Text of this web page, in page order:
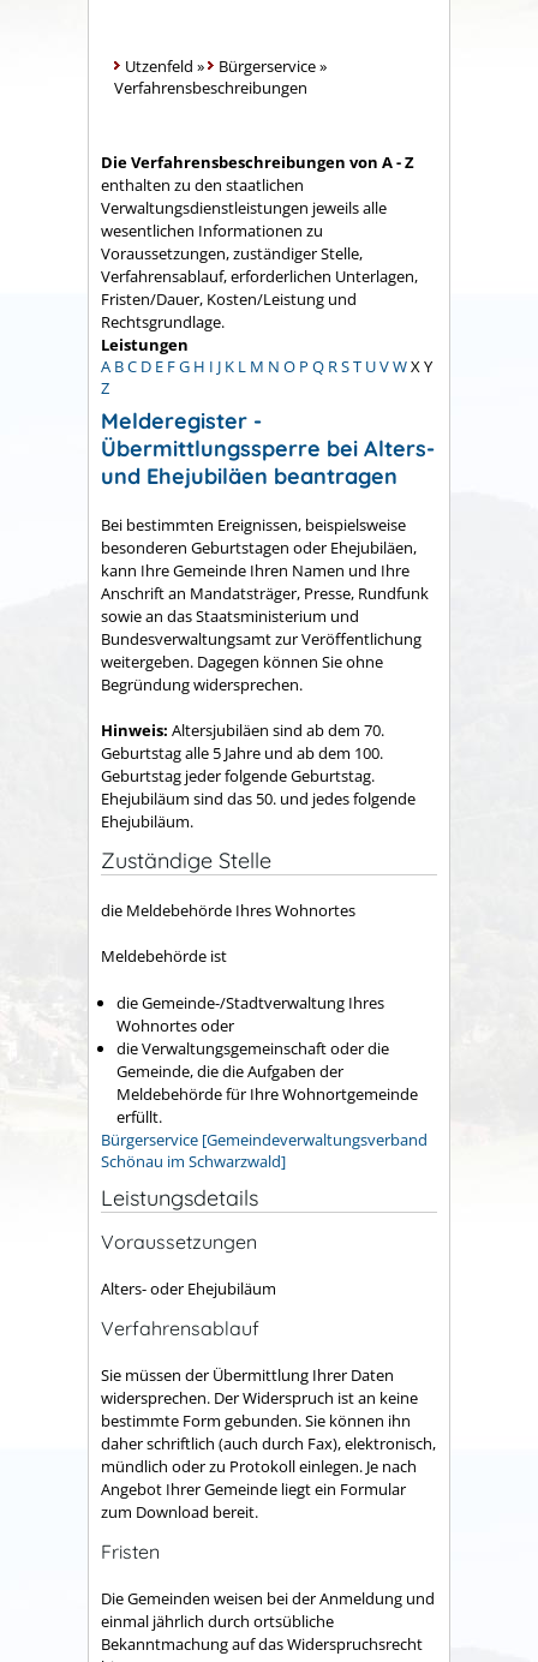
Utzenfeld » Bürgerservice»
Verfahrensbeschreibungen
Die Verfahrensbeschreibungen von A - Z
enthalten zu den staatlichen
Verwaltungsdienstleistungen jeweils alle
wesentlichen Informationen zu
Voraussetzungen, zuständiger Stelle,
Verfahrensablauf, erforderlichen Unterlagen,
Fristen/Dauer, Kosten/Leistung und
Rechtsgrundlage.
Leistungen
A BC D E FG H I J K L M N O P Q RST UVWX Y
Z
Melderegister -
Übermittlungssperre bei Alters-
und Ehejubiläen beantragen
Bei bestimmten Ereignissen, beispielsweise
besonderen Geburtstagen oder Ehejubiläen,
kann Ihre Gemeinde Ihren Namen und Ihre
Anschrift an Mandatsträger, Presse, Rundfunk
sowie an das Staatsministerium und
Bundesverwaltungsamt zur Veröffentlichung
weitergeben. Dagegen können Sie ohne
Begründung widersprechen.
Hinweis: Altersjubiläen sind ab dem 70.
Geburtstag alle 5 Jahre und ab dem 100.
Geburtstag jeder folgende Geburtstag.
Ehejubiläum sind das 50. und jedes folgende
Ehejubiläum.
Zuständige Stelle
die Meldebehörde Ihres Wohnortes
Meldebehörde ist
die Gemeinde-/Stadtverwaltung Ihres
Wohnortes oder
die Verwaltungsgemeinschaft oder die
Gemeinde, die die Aufgaben der
Meldebehörde für Ihre Wohnortgemeinde
erfüllt.
Bürgerservice [Gemeindeverwaltungsverband
Schönau im Schwarzwald]
Leistungsdetails
Voraussetzungen
Alters- oder Ehejubiläum
Verfahrensablauf
Sie müssen der Übermittlung Ihrer Daten
widersprechen. Der Widerspruch ist an keine
bestimmte Form gebunden. Sie können ihn
daher schriftlich (auch durch Fax), elektronisch,
mündlich oder zu Protokoll einlegen. Je nach
Angebot Ihrer Gemeinde liegt ein Formular
zum Download bereit.
Fristen
Die Gemeinden weisen bei der Anmeldung und
einmal jährlich durch ortsübliche
Bekanntmachung auf das Widerspruchsrecht